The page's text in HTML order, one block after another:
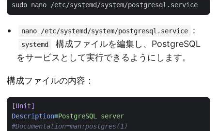
nano /etc/systemd/system/postgresql.service :
systemd
構成ファイルを編集し、PostgreSQL
をサービスとして実行できるようにします。
構成ファイルの内容：
[Unit]
Description=PostgreSQL server
#Documentation=man:postgres(1)